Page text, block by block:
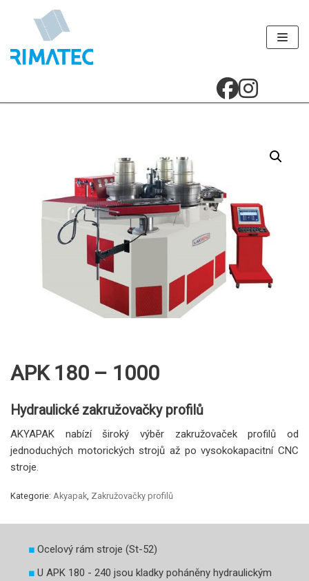
Přeskočit
obsah
APK 180 – 1000
Hydraulické zakružovačky profilů
AKYAPAK nabízí široký výběr zakružovaček profilů od
jednoduchých motorických strojů až po vysokokapacitní CNC
stroje.
Kategorie: Akyapak, Zakružovačky profilů
Ocelový rám stroje (St-52)
U APK 180 - 240 jsou kladky poháněny hydraulickým